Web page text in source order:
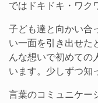
ではドキドキ・ワク
子ども達と向かい合
い一面を引き出せた
んな想いで初めての
います。少しずつ知
言葉のコミュニケー